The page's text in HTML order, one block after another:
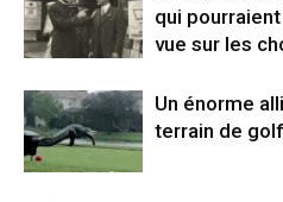
qui
vue sur les
Un énorme
terrain de